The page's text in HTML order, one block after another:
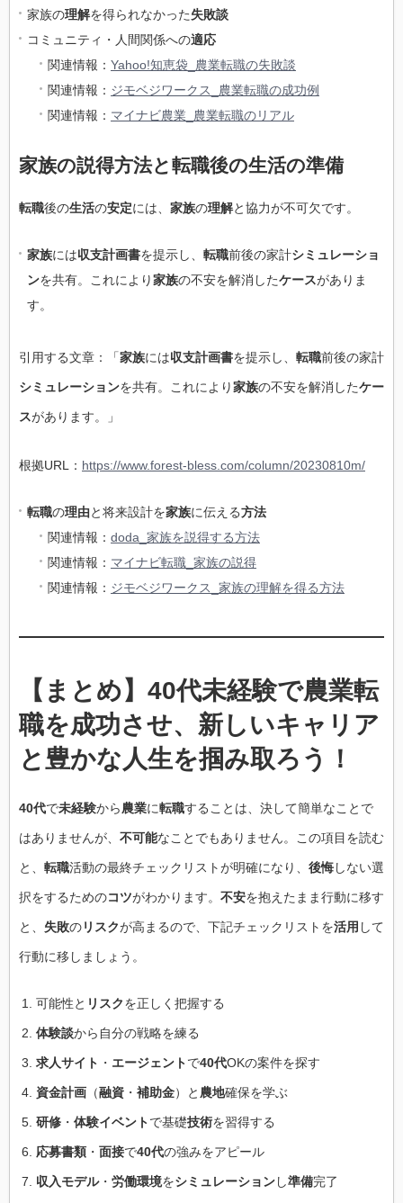
家族の理解を得られなかった失敗談
コミュニティ・人間関係への適応
関連情報： Yahoo!知恵袋_農業転職の失敗談
関連情報： ジモベジワークス_農業転職の成功例
関連情報： マイナビ農業_農業転職のリアル
家族の説得方法と転職後の生活の準備
転職後の生活の安定には、 家族の理解と協力が不可欠です。
家族には収支計画書を提示し、 転職前後の家計シミュレーショ
ンを共有。これにより家族の不安を解消したケースがありま
す。
引用する文章：「家族には収支計画書を提示し、 転職前後の家計
シミュレーションを共有。これにより家族の不安を解消したケー
スがあります。」
根拠URL： https://www.forest-bless.com/column/20230810m/
転職の理由と将来設計を家族に伝える方法
関連情報： doda_家族を説得する方法
関連情報： マイナビ転職_家族の説得
関連情報： ジモベジワークス_家族の理解を得る方法
【まとめ】40代未経験で農業転
職を成功させ、新しいキャリア
と豊かな人生を掴み取ろう！
40代で未経験から農業に転職することは、決して簡単なことで
はありませんが、 不可能なことでもありません。この項目を読む
と、 転職活動の最終チェックリストが明確になり、 後悔しない選
択をするためのコツがわかります。 不安を抱えたまま行動に移す
と、 失敗のリスクが高まるので、下記チェックリストを活用 して
行動に移しましょう。
可能性と リスクを正しく把握する
体験談から自分の戦略を練る
求人サイト ・ エージェントで40代OKの案件を探す
資金計画 （融資 ・ 補助金）と 農地確保を学ぶ
研修 ・ 体験イベントで基礎技術を習得する
応募書類 ・ 面接で40代の強みをアピール
収入モデル・ 労働環境をシミュレーションし準備完了